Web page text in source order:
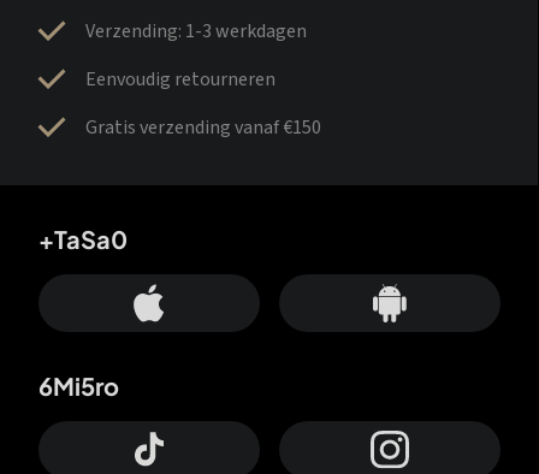
Verzending: 1-3 werkdagen
Eenvoudig retourneren
Gratis verzending vanaf €150
+TaSa0
6Mi5ro